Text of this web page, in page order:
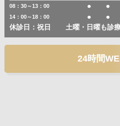
08：30～13：00
● ●
14：00～18：00 ● ●
休診日：祝日 土曜・日曜も診
24時間